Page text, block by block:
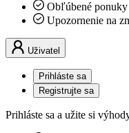
Obľúbené ponuky
Upozornenie na
Uživatel
Prihláste sa
Registrujte sa
Prihláste sa a užite si